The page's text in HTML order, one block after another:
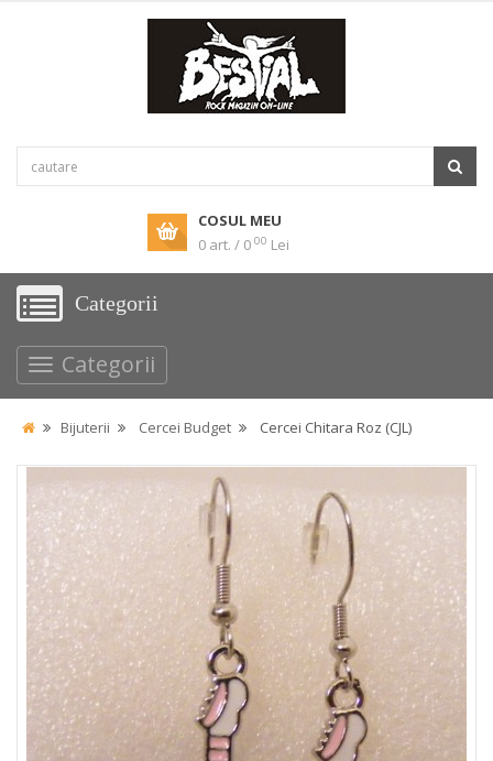
COSUL MEU
0 art. / 0 00 Lei
Categorii
Categorii
Bijuterii Cercei Budget Cercei Chitara Roz (CJL)